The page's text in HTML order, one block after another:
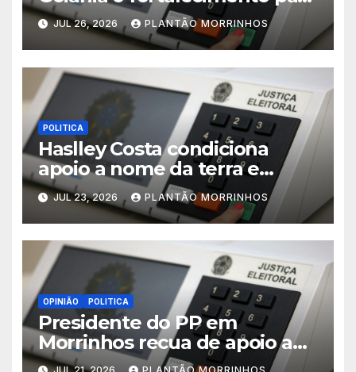
sua pré-candidatura
JUL 26, 2026 PLANTÃO MORRINHOS
POLITICA
Haslley Costa condiciona
apoio a nome da terra e
defende candidatura única
em Morrinhos
JUL 23, 2026 PLANTÃO MORRINHOS
OPINIÃO POLITICA
Presidente do PP em
Morrinhos recua de apoio a
Magal e declara aliança com